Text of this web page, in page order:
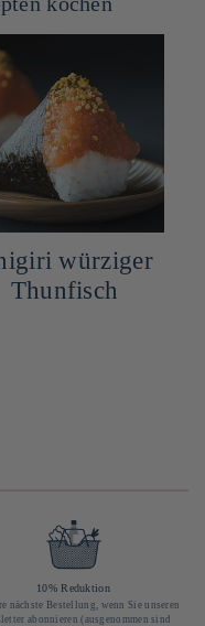
Rezept für
Cannelés mit
10% Reduktion
nächste Bestellung, wenn Sie unseren
abonnieren (ausgenommen sind